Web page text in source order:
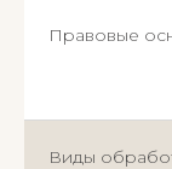
Правовые
Виды